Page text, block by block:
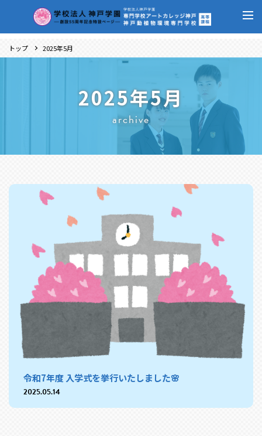
トップ 2025年5月
2025年5月
archive
令和7年度 入学式を挙行いたしました🌸
2025.05.14